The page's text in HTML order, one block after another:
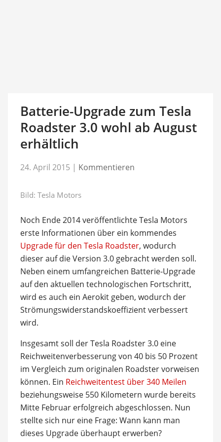
Batterie-Upgrade zum Tesla
Roadster 3.0 wohl ab August
erhältlich
24. April 2015 | Kommentieren
Bild: Tesla Motors
Noch Ende 2014 veröffentlichte Tesla Motors
erste Informationen über ein kommendes
Upgrade für den Tesla Roadster, wodurch
dieser auf die Version 3.0 gebracht werden soll.
Neben einem umfangreichen Batterie-Upgrade
auf den aktuellen technologischen Fortschritt,
wird es auch ein Aerokit geben, wodurch der
Strömungswiderstandskoeffizient verbessert
wird.
Insgesamt soll der Tesla Roadster 3.0 eine
Reichweitenverbesserung von 40 bis 50 Prozent
im Vergleich zum originalen Roadster vorweisen
können. Ein Reichweitentest über 340 Meilen
beziehungsweise 550 Kilometern wurde bereits
Mitte Februar erfolgreich abgeschlossen. Nun
stellte sich nur eine Frage: Wann kann man
dieses Upgrade überhaupt erwerben?